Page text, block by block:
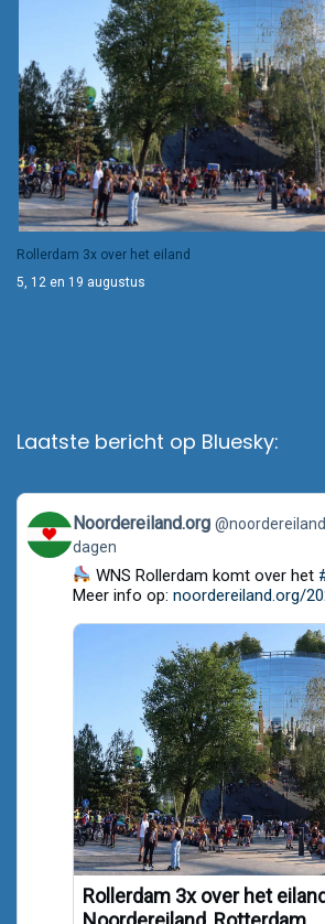
Rollerdam 3x over het eiland
5, 12 en 19 augustus
Laatste bericht op Bluesky:
View
post
by
Noordereiland.org
Bluesky
Noordereiland.org
dagen
WNS Rollerdam komt over het
Meer info op: noordereiland.org/
Rollerdam 3x over het